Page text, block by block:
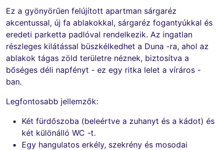
Ez a gyönyörűen felújított apartman sárgaréz
akcentussal, új fa ablakokkal, sárgaréz fogantyúkkal és
eredeti parketta padlóval rendelkezik. Az ingatlan
részleges kilátással büszkélkedhet a Duna -ra, ahol az
ablakok tágas zöld területre néznek, biztosítva a
bőséges déli napfényt - ez egy ritka lelet a víráros -
ban.
Legfontosabb jellemzők:
Két fürdőszoba (beleértve a zuhanyt és a kádot) és
két különálló WC -t.
Egy hangulatos erkély, szekrény és mosodai